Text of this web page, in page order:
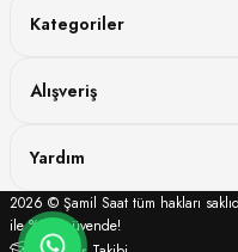
Kategoriler
Alışveriş
Yardım
2026 © Şamil Saat tüm hakları
ile %100 güvende!